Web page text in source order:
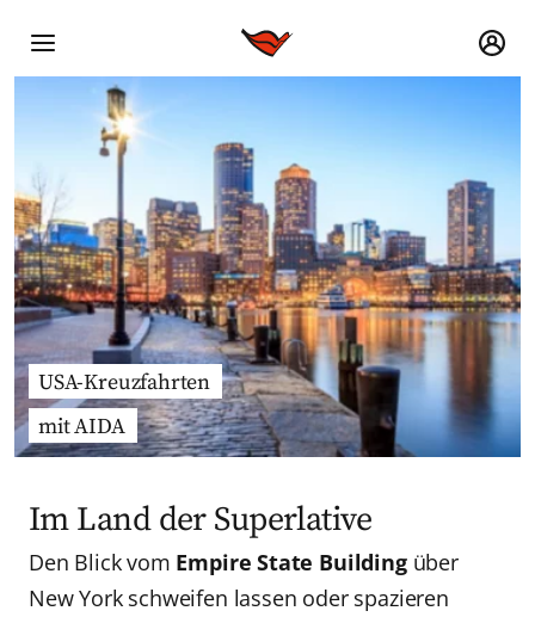
USA-Kreuzfahrten
mit AIDA
Im Land der Superlative
Den Blick vom Empire State Buildingüber
New York schweifen lassen oder spazieren